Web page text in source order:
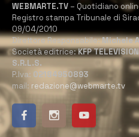
WEBMARTE.TV – Quotidiano
Registro stampa Tribunale di
09/04/2010
Direttore Responsabile:Michele
Società editrice:KFP
S.R.L.S.
P.Iva: 02184950893
mail: redazione@webmarte.tv